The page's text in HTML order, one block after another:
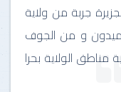
جربة من ولاية
ميدون و من الجوف
الولاية بحرا